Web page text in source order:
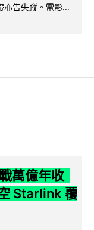
告失蹤。電影...
萬億年收
Starlink 覆